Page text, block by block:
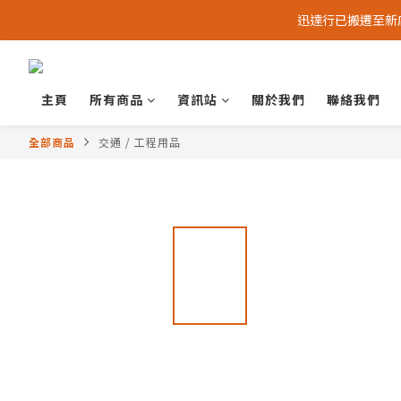
迅達行已搬遷至
主頁 所有商品 資訊站 關於我們 聯絡我們
全部商品 交通 / 工程用品